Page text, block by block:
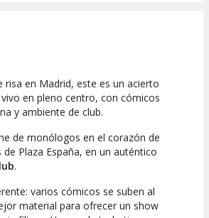
risa en Madrid, este es un acierto
en pleno centro, con cómicos
y ambiente de club.
de monólogos en el corazón de
Plaza España, en un auténtico
.
varios cómicos se suben al
material para ofrecer un show